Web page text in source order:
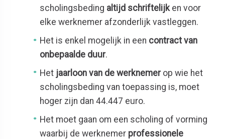
scholingsbeding altijd schriftelijk en voor
elke werknemer afzonderlijk vastleggen.
Het is enkel mogelijk in een contract van
onbepaalde duur.
Het jaarloon van de werknemer op wie het
scholingsbeding van toepassing is, moet
hoger zijn dan 44.447 euro.
Het moet gaan om een scholing of vorming
waarbij de werknemer professionele